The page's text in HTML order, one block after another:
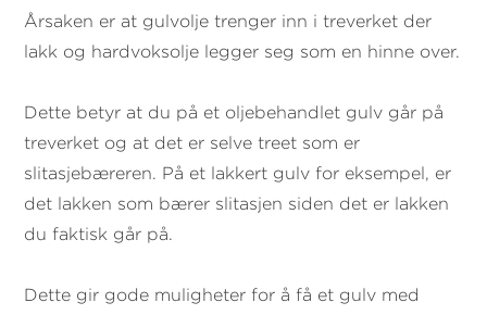
Årsaken er at gulvolje trenger inn i treverket der
lakk og hardvoksolje legger seg som en hinne over.
Dette betyr at du på et oljebehandlet gulv går på
treverket og at det er selve treet som er
slitasjebæreren. På et lakkert gulv for eksempel, er
det lakken som bærer slitasjen siden det er lakken
du faktisk går på.
Dette gir gode muligheter for å få et gulv med